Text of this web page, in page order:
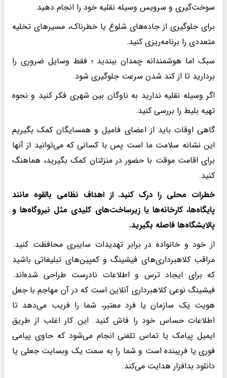
سوخت‌گیری و سرویس وسیله نقلیه خود را انجام دهید.
برای جلوگیری از جاده‌های شلوغ یا خطرناک، مسیرهای تخلیه
متعددی را برنامه‌ریزی کنید.
سبک اما هوشمندانه چمدان ببندید ؛ فقط وسایل ضروری را
بردارید تا از کند شدن سرعت جلوگیری شود.
اگر وسیله نقلیه ندارید به ناوگان بین شهری فکر کنید و نحوه
تهیه بلیط را بررسی کنید.
گاهی اوقات باید از اعضای فامیل و همسایگان کمک بگیریم
این نشانه سلامت ما است پس با کسانی که می‌توانید از آنها
برای اقامت موقت با حضور در منزلتان کمک بگیرید، هماهنگ
کنید.
خطرات محلی را درک کنید. از اهداف نظامی بالقوه مانند
پایگاه‌ها، کارخانه‌ها یا زیرساخت‌های کلیدی مثل نیروگاه‌ها و
پالایشگاه‌ها فاصله بگیرید.
از خود و خانواده در برابر تهدیدات سایبری محافظت کنید.
مراقب کلاهبرداری‌های فیشینگ و کمپین‌های تبلیغاتی باشید
که برای ایجاد ترس و اطلاعات نادرست طراحی شده‌اند.
فیشینگ نوعی کلاهبرداری آنلاین است که در آن مهاجم با جعل
هویت یک سازمان یا فرد معتبر، شما را فریب می‌دهد تا
اطلاعات حساس خود را فاش کنید. این کار اغلب از طریق
ایمیل پیامک یا تماس تلفنی انجام می‌شود که حاوی پیامی
فوری یا فریبنده است و شما را به سمت یک وبسایت جعلی یا
دانلود بدافزار هدایت می‌کند.